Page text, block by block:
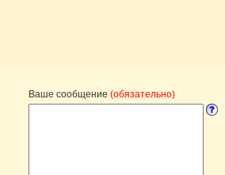
Ваше сообщение (обязательно)